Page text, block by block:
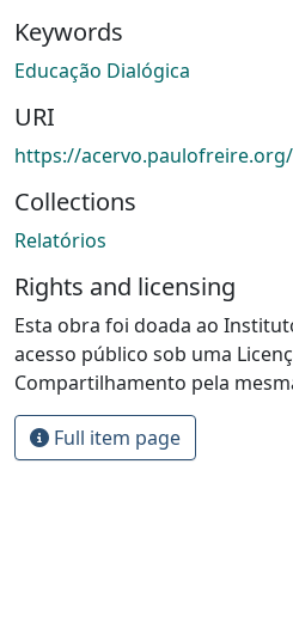
Keywords
Educação Dialógica
URI
https://
Collections
Relatórios
Rights and licensing
Esta obra foi doada ao
acesso público sob uma
Compartilhamento pela
Full item page